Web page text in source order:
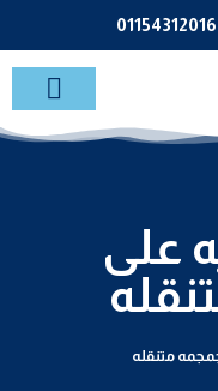
01154312016
على
متنقله